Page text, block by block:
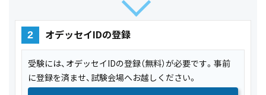
2 オデッセイIDの登録
受験には、オデッセイIDの登録（無料）が必要です。事前
に登録を済ませ、試験会場へお越しください。